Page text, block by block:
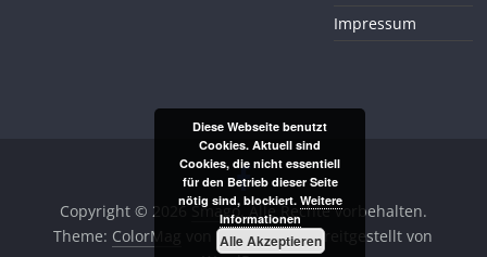
Impressum
Copyright © 2026Smago. Alle Rechte vorbehalten.
Theme: ColorMag
von ThemeGrill. Bereitgestellt von
Diese Webseite benutzt
Cookies. Aktuell sind
Cookies, die nicht essentiell
für den Betrieb dieser Seite
nötig sind, blockiert. Weitere
Informationen
Alle Akzeptieren